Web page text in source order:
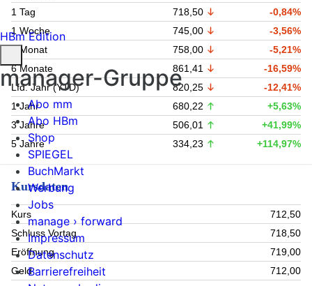
1 Tag
718,50
-0,84%
1 Woche
745,00
-3,56%
1 Monat
758,00
-5,21%
6 Monate
861,41
-16,59%
Lfd. Jahr (YTD)
820,25
-12,41%
1 Jahr
680,22
+5,63%
3 Jahre
506,01
+41,99%
5 Jahre
334,23 +114,97%
Kursdaten
Kurs
712,50
Schluss Vortag
718,50
Eröffnung
719,00
Geld
712,00
HBm Edition
manager-Gruppe
Abo mm
Abo HBm
Shop
SPIEGEL
BuchMarkt
Werbung
Jobs
manage › forward
Impressum
Datenschutz
Barrierefreiheit